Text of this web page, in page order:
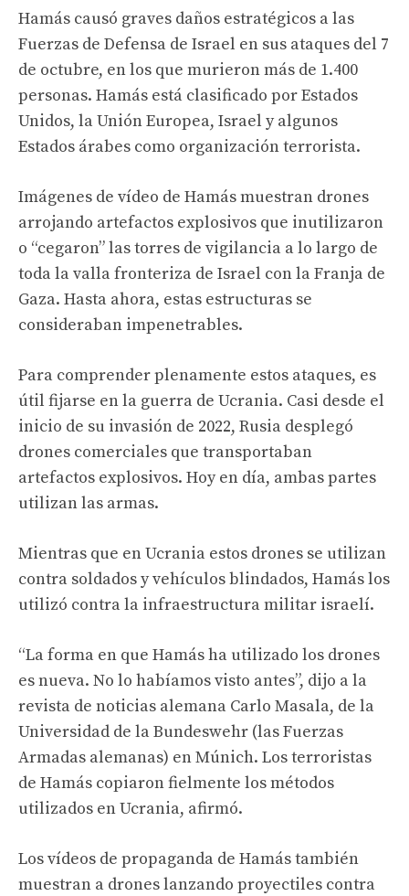
Hamás causó graves daños estratégicos a las
Fuerzas de Defensa de Israel en sus ataques del 7
de octubre, en los que murieron más de 1.400
personas. Hamás está clasificado por Estados
Unidos, la Unión Europea, Israel y algunos
Estados árabes como organización terrorista.
Imágenes de vídeo de Hamás muestran drones
arrojando artefactos explosivos que inutilizaron
o “cegaron” las torres de vigilancia a lo largo de
toda la valla fronteriza de Israel con la Franja de
Gaza. Hasta ahora, estas estructuras se
consideraban impenetrables.
Para comprender plenamente estos ataques, es
útil fijarse en la guerra de Ucrania. Casi desde el
inicio de su invasión de 2022, Rusia desplegó
drones comerciales que transportaban
artefactos explosivos. Hoy en día, ambas partes
utilizan las armas.
Mientras que en Ucrania estos drones se utilizan
contra soldados y vehículos blindados, Hamás los
utilizó contra la infraestructura militar israelí.
“La forma en que Hamás ha utilizado los drones
es nueva. No lo habíamos visto antes”, dijo a la
revista de noticias alemana Carlo Masala, de la
Universidad de la Bundeswehr (las Fuerzas
Armadas alemanas) en Múnich. Los terroristas
de Hamás copiaron fielmente los métodos
utilizados en Ucrania, afirmó.
Los vídeos de propaganda de Hamás también
muestran a drones lanzando proyectiles contra